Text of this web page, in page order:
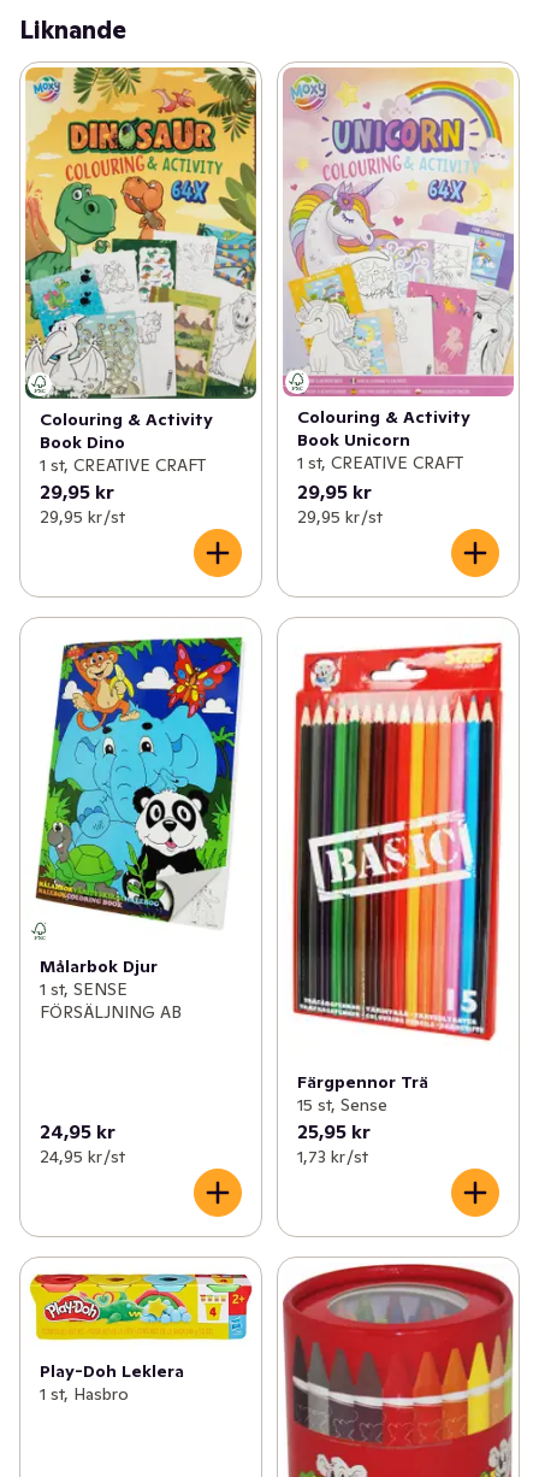
Liknande
Colouring & Activity
Book Dino
1 st, CREATIVE CRAFT
29,95 kr
29,95 kr /st
Colouring & Activity
Book Unicorn
1 st, CREATIVE CRAFT
29,95 kr
29,95 kr /st
Målarbok Djur
1 st, SENSE
FÖRSÄLJNING AB
24,95 kr
24,95 kr /st
Färgpennor Trä
15 st, Sense
25,95 kr
1,73 kr /st
Play-Doh Leklera
1 st, Hasbro